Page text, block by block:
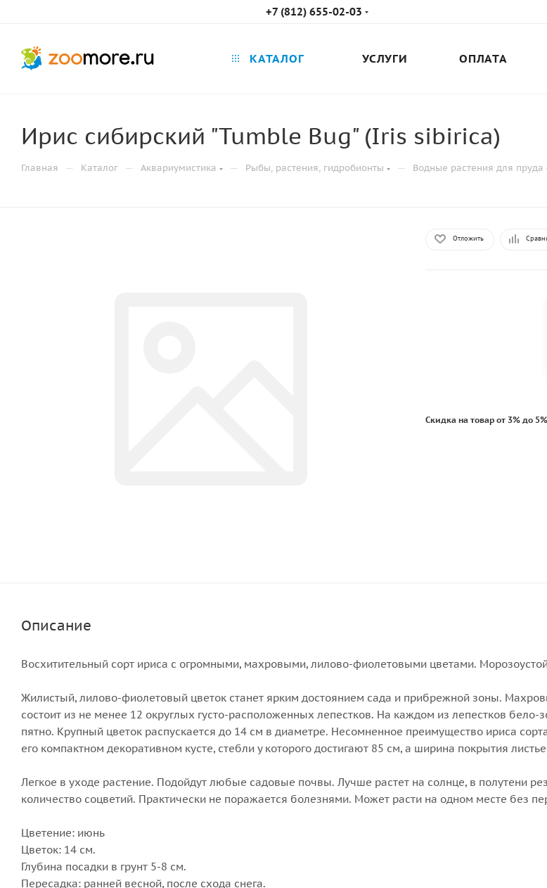
+7 (812) 655-02-03
КАТАЛОГ УСЛУГИ ОПЛАТА
Ирис сибирский "Tumble Bug" (Iris sibirica)
Главная — Каталог — Аквариумистика — Рыбы, растения, гидробионты — Водные растения для пруда
Отложить
Скидка на товар от 3% до
Описание
Восхитительный сорт ириса с огромными, махровыми, лилово-фиолетовыми цветами.
Жилистый, лилово-фиолетовый цветок станет ярким достоянием сада и прибрежной зоны.
состоит из не менее 12 округлых густо-расположенных лепестков. На каждом из лепестков бело-
пятно. Крупный цветок распускается до 14 см в диаметре. Несомненное преимущество ириса
его компактном декоративном кусте, стебли у которого достигают 85 см, а ширина покрытия
Легкое в уходе растение. Подойдут любые садовые почвы. Лучше растет на солнце, в полутени
количество соцветий. Практически не поражается болезнями. Может расти на одном месте без
Цветение: июнь
Цветок: 14 см.
Глубина посадки в грунт 5-8 см.
Пересадка: ранней весной, после схода снега.